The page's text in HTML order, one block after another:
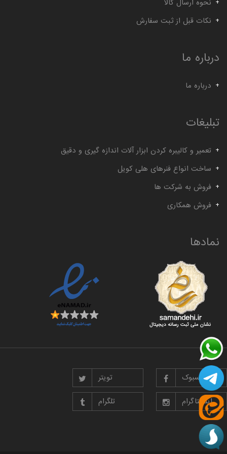
نحوه ارسال کالا
نکات قبل از ثبت سفارش
درباره ما
درباره ما
تبلیغات
تعمیر و کالیبره کردن ابزار آلات اندازه گیری و دقیق
ساخت انواع فنرهای هلی کویل
فروش به شرکت ها
فروش همکاری
نمادها
فیسبوک تویتر
اینستاگرام تلگرام